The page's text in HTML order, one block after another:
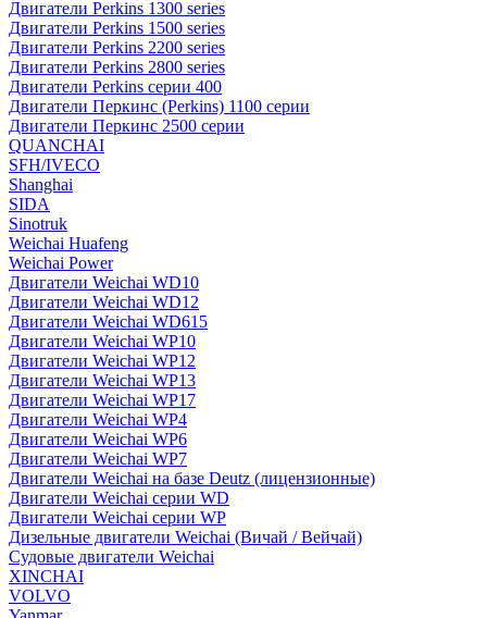
Двигатели Perkins 1300 series
Двигатели Perkins 1500 series
Двигатели Perkins 2200 series
Двигатели Perkins 2800 series
Двигатели Perkins серии 400
Двигатели Перкинс (Perkins) 1100 серии
Двигатели Перкинс 2500 серии
QUANCHAI
SFH/IVECO
Shanghai
SIDA
Sinotruk
Weichai Huafeng
Weichai Power
Двигатели Weichai WD10
Двигатели Weichai WD12
Двигатели Weichai WD615
Двигатели Weichai WP10
Двигатели Weichai WP12
Двигатели Weichai WP13
Двигатели Weichai WP17
Двигатели Weichai WP4
Двигатели Weichai WP6
Двигатели Weichai WP7
Двигатели Weichai на базе Deutz (лицензионные)
Двигатели Weichai серии WD
Двигатели Weichai серии WP
Дизельные двигатели Weichai (Вичай / Вейчай)
Судовые двигатели Weichai
XINCHAI
VOLVO